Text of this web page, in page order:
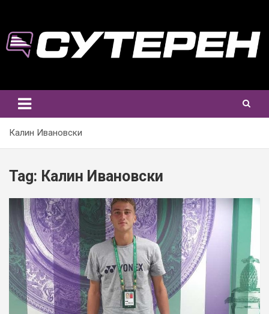
content
Калин Ивановски
Tag: Калин Ивановски